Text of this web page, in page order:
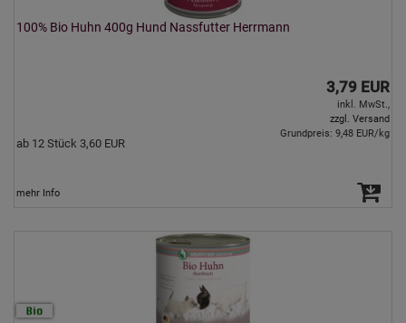
100% Bio Huhn 400g Hund Nassfutter Herrmann
3,79 EUR
inkl. MwSt.,
zzgl. Versand
ab 12 Stück 3,60 EUR
Grundpreis: 9,48 EUR/kg
mehr Info